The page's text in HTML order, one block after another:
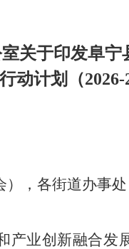
关于印发阜
行动计划（
， 各街道办事处
产业创新融合发